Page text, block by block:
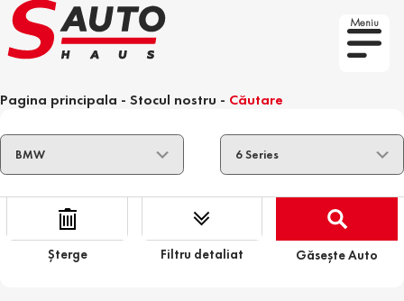
Meniu
Pagina principala - Stocul nostru - Căutare
Șterge Filtru detaliat Găsește Auto